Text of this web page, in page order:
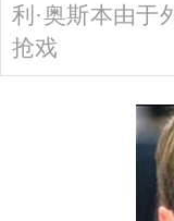
利·奥斯本由于
抢戏